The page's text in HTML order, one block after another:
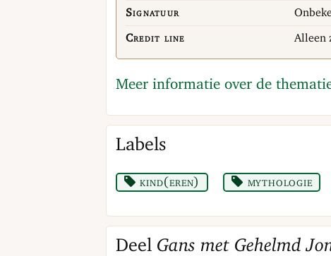
Signatuur
Credit line Alleen
Meer informatie over de
Labels
kind(eren) mythologie
Deel Gans met Gehelmd